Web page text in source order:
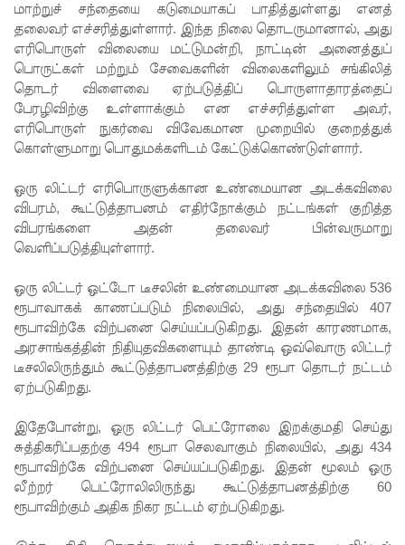
இலங்கை
எரிசக்தித்
துறை
ஒத்துழைப்
பு குறித்து
ஆய்வு!
சிறுவர்களி
ன்
கற்பனைக்
கு
சிறகூட்டு
ம்
“இளஞ்சி
சிமாரா
அலியின்
சிறுவர்
மாற்றுச் சந்தையை கடுமையாகப் பாதித்துள்ளது எனத்
தலைவர் எச்சரித்துள்ளார். இந்த நிலை தொடருமானால், அது
எரிபொருள் விலையை மட்டுமன்றி, நாட்டின் அனைத்துப்
பொருட்கள் மற்றும் சேவைகளின் விலைகளிலும் சங்கிலித்
தொடர் விளைவை ஏற்படுத்திப் பொருளாதாரத்தைப்
பேரழிவிற்கு உள்ளாக்கும் என எச்சரித்துள்ள அவர்,
எரிபொருள் நுகர்வை விவேகமான முறையில் குறைத்துக்
கொள்ளுமாறு பொதுமக்களிடம் கேட்டுக்கொண்டுள்ளார்.
ஒரு லிட்டர் எரிபொருளுக்கான உண்மையான அடக்கவிலை
விபரம், கூட்டுத்தாபனம் எதிர்நோக்கும் நட்டங்கள் குறித்த
விபரங்களை அதன் தலைவர் பின்வருமாறு
வெளிப்படுத்தியுள்ளார்.
ஒரு லிட்டர் ஒட்டோ டீசலின் உண்மையான அடக்கவிலை 536
ரூபாவாகக் காணப்படும் நிலையில், அது சந்தையில் 407
ரூபாவிற்கே விற்பனை செய்யப்படுகிறது. இதன் காரணமாக,
அரசாங்கத்தின் நிதியுதவிகளையும் தாண்டி ஒவ்வொரு லிட்டர்
டீசலிலிருந்தும் கூட்டுத்தாபனத்திற்கு 29 ரூபா தொடர் நட்டம்
ஏற்படுகிறது.
இதேபோன்று, ஒரு லிட்டர் பெட்ரோலை இறக்குமதி செய்து
சுத்திகரிப்பதற்கு 494 ரூபா செலவாகும் நிலையில், அது 434
ரூபாவிற்கே விற்பனை செய்யப்படுகிறது. இதன் மூலம் ஒரு
லீற்றர் பெட்ரோலிலிருந்து கூட்டுத்தாபனத்திற்கு 60
ரூபாவிற்கும் அதிக நிகர நட்டம் ஏற்படுகிறது.